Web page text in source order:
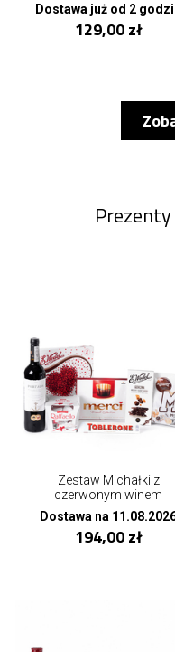
Dostawa już od 2
129,00 zł
Zestaw Michałki z
czerwonym winem
Dostawa na
194,00 zł